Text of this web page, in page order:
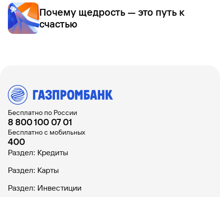
Почему щедрость — это путь к
счастью
Бесплатно по России
8 800 100 07 01
Бесплатно с мобильных
400
Раздел: Кредиты
Раздел: Карты
Раздел: Инвестиции